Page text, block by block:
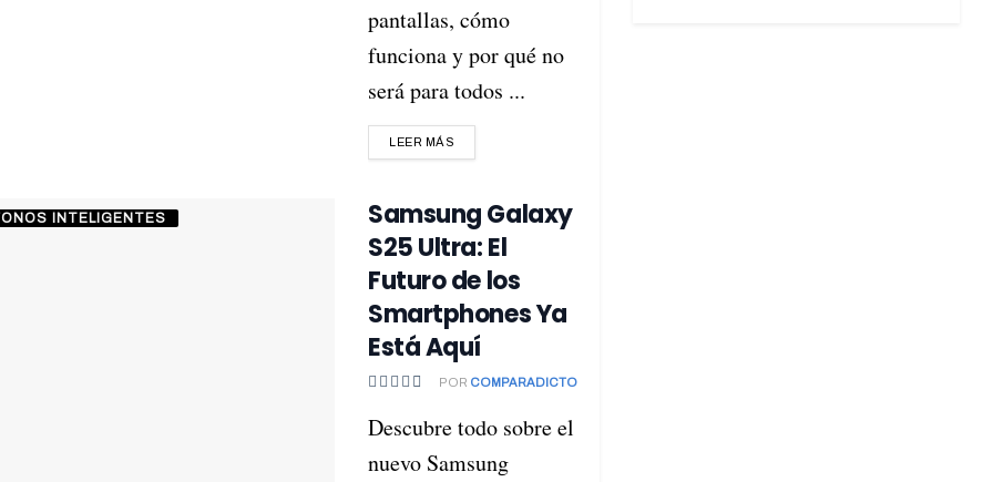
pantallas, cómo
funciona y por qué no
será para todos ...
LEER MÁS
INTELIGENTES
Samsung Galaxy
S25 Ultra: El
Futuro de los
Smartphones Ya
Está Aquí
POR COMPARADICTO
Descubre todo sobre el
nuevo Samsung